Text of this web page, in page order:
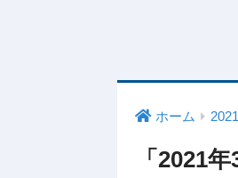
ホーム
「2021